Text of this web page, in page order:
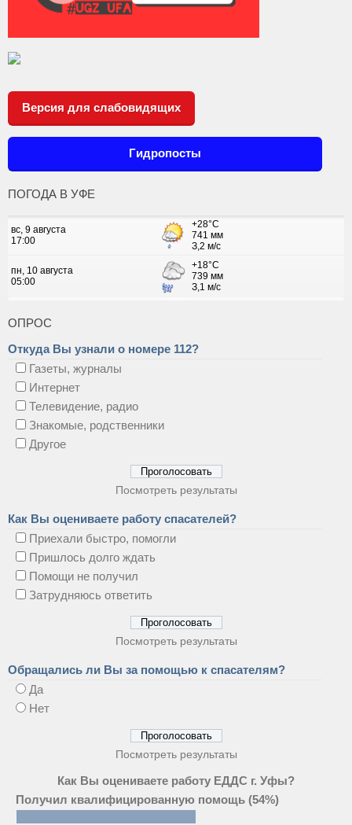
Версия для слабовидящих
Гидропосты
ПОГОДА В УФЕ
ОПРОС
Откуда Вы узнали о номере 112?
Газеты, журналы
Интернет
Телевидение, радио
Знакомые, родственники
Другое
Посмотреть результаты
Как Вы оцениваете работу спасателей?
Приехали быстро, помогли
Пришлось долго ждать
Помощи не получил
Затрудняюсь ответить
Посмотреть результаты
Обращались ли Вы за помощью к спасателям?
Да
Нет
Посмотреть результаты
Как Вы оцениваете работу ЕДДС г. Уфы?
Получил квалифицированную помощь (54%)